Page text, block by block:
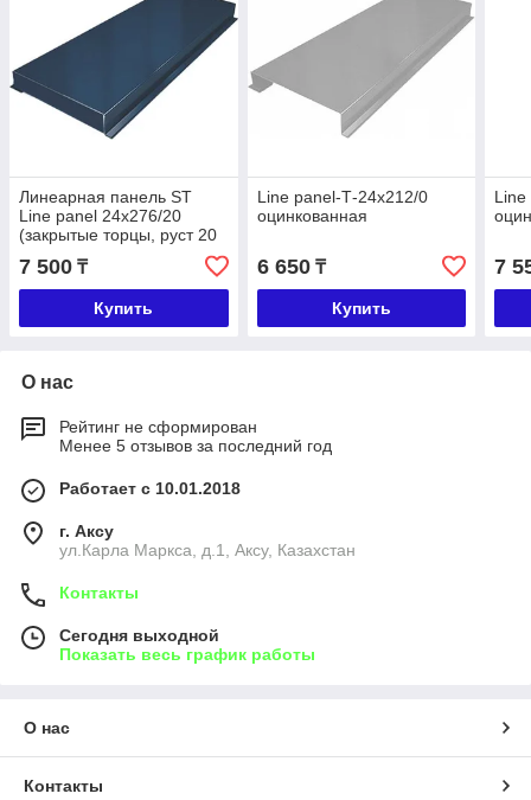
Линеарная панель ST
Line panel 24х276/20
(закрытые торцы, руст 20
7 500 ₸
Купить
Line panel-Т-24х212/0
оцинкованная
6 650₸
Купить
Line
7
О нас
Рейтинг не сформирован
Менее 5 отзывов за последний год
Работает с 10.01.2018
г. Аксу
ул.Карла Маркса, д.1, Аксу, Казахстан
Контакты
Сегодня выходной
Показать весь график работы
О нас
Контакты